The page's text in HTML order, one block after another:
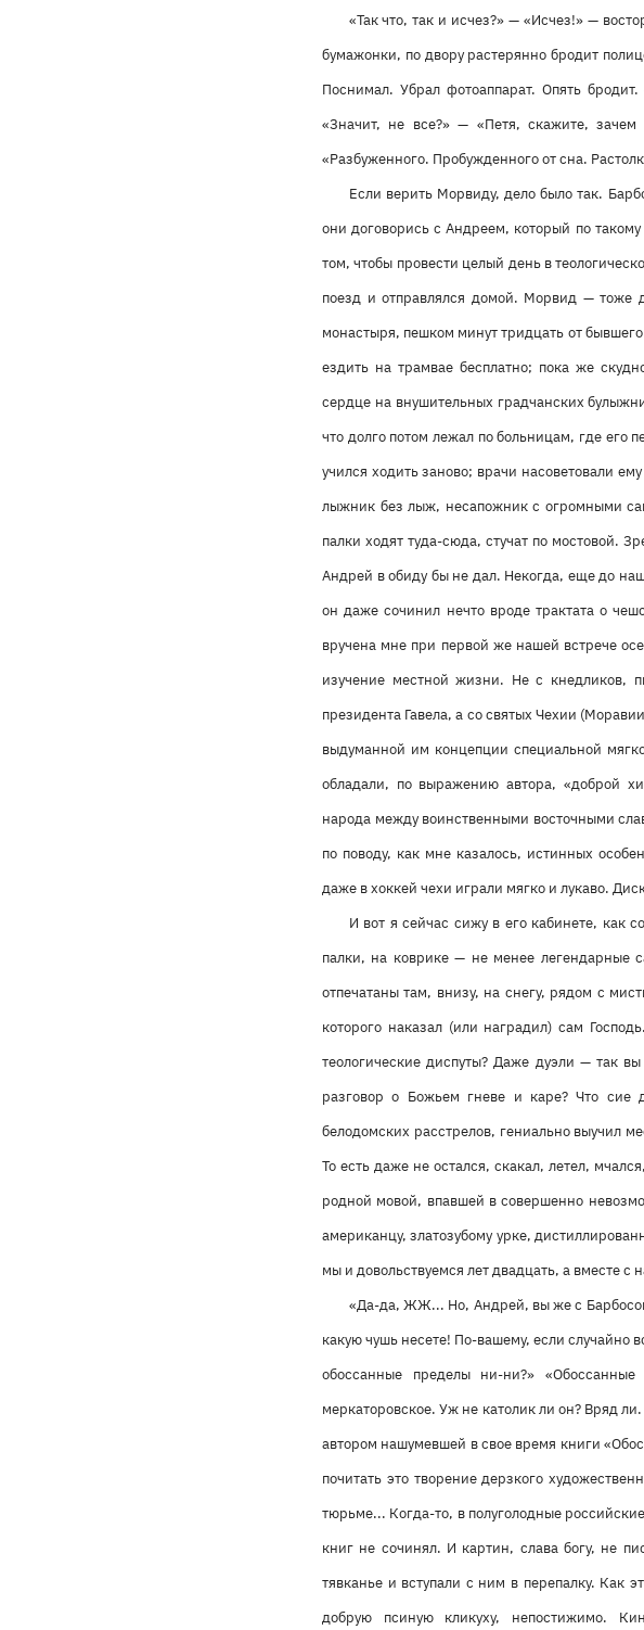
«Так что, так и исчез?» — «Исчез!» —
бумажонки, по двору растерянно бродит
Поснимал. Убрал фотоаппарат. Опять
«Значит, не все?» — «Петя, скажите, зачем
«Разбуженного. Пробужденного от сна.
Если верить Морвиду, дело было так.
они договорись с Андреем, который по
том, чтобы провести целый день в
поезд и отправлялся домой. Морвид — тоже
монастыря, пешком минут тридцать от
ездить на трамвае бесплатно; пока же
сердце на внушительных градчанских
что долго потом лежал по больницам, где
учился ходить заново; врачи насоветовали
лыжник без лыж, несапожник с огромными
палки ходят туда-сюда, стучат по мостовой.
Андрей в обиду бы не дал. Некогда, еще до
он даже сочинил нечто вроде трактата о
вручена мне при первой же нашей встрече
изучение местной жизни. Не с кнедликов,
президента Гавела, а со святых Чехии
выдуманной им концепции специальной
обладали, по выражению автора, «доброй
народа между воинственными восточными
по поводу, как мне казалось, истинных
даже в хоккей чехи играли мягко и лукаво.
И вот я сейчас сижу в его кабинете, как
палки, на коврике — не менее
отпечатаны там, внизу, на снегу, рядом с
которого наказал (или наградил) сам
теологические диспуты? Даже дуэли — так
разговор о Божьем гневе и каре? Что
белодомских расстрелов, гениально выучил
То есть даже не остался, скакал, летел,
родной мовой, впавшей в совершенно
американцу, златозубому урке,
мы и довольствуемся лет двадцать, а вместе
«Да-да, ЖЖ... Но, Андрей, вы же с
какую чушь несете! По-вашему, если случайно
обоссанные пределы ни-ни?»
меркаторовское. Уж не католик ли он? Вряд
автором нашумевшей в свое время книги
почитать это творение дерзкого
тюрьме... Когда-то, в полуголодные
книг не сочинял. И картин, слава богу, не
тявканье и вступали с ним в перепалку. Как
добрую псиную кликуху, непостижимо.